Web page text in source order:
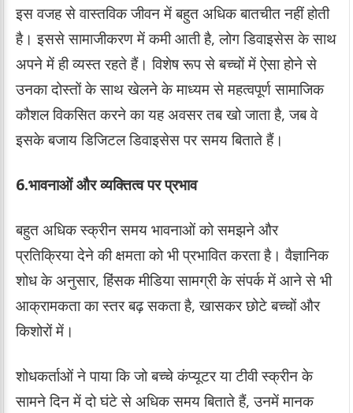
इस वजह से वास्तविक जीवन में बहुत अधिक बातचीत नहीं होती
है। इससे सामाजीकरण में कमी आती है, लोग डिवाइसेस के साथ
अपने में ही व्यस्त रहते हैं। विशेष रूप से बच्चों में ऐसा होने से
उनका दोस्तों के साथ खेलने के माध्यम से महत्वपूर्ण सामाजिक
कौशल विकसित करने का यह अवसर तब खो जाता है, जब वे
इसके बजाय डिजिटल डिवाइसेस पर समय बिताते हैं।
6.भावनाओं और व्यक्तित्व पर प्रभाव
बहुत अधिक स्क्रीन समय भावनाओं को समझने और
प्रतिक्रिया देने की क्षमता को भी प्रभावित करता है। वैज्ञानिक
शोध के अनुसार, हिंसक मीडिया सामग्री के संपर्क में आने से भी
आक्रामकता का स्तर बढ़ सकता है, खासकर छोटे बच्चों और
किशोरों में।
शोधकर्ताओं ने पाया कि जो बच्चे कंप्यूटर या टीवी स्क्रीन के
सामने दिन में दो घंटे से अधिक समय बिताते हैं, उनमें मानक